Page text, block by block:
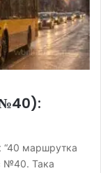
№40):
маршрутка
№40. Така